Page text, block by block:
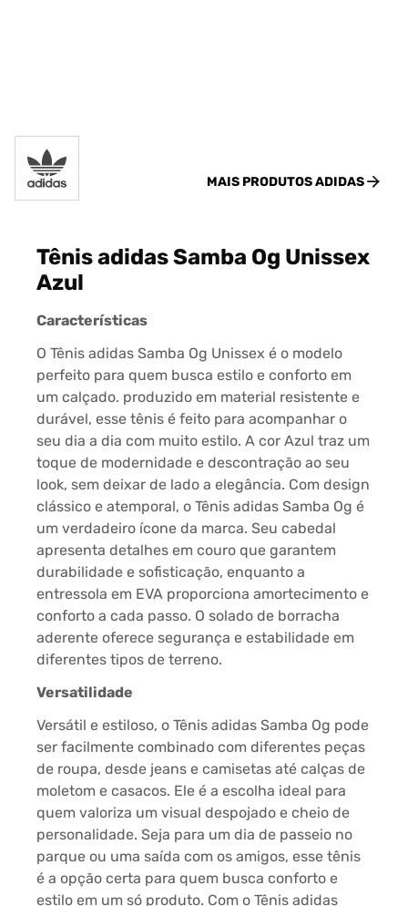
MAIS PRODUTOSADIDAS
Tênis adidas Samba Og Unissex
Azul
Características
O Tênis adidas Samba Og Unissex é o modelo
perfeito para quem busca estilo e conforto em
um calçado. produzido em material resistente e
durável, esse tênis é feito para acompanhar o
seu dia a dia com muito estilo. A cor Azul traz um
toque de modernidade e descontração ao seu
look, sem deixar de lado a elegância. Com design
clássico e atemporal, o Tênis adidas Samba Og é
um verdadeiro ícone da marca. Seu cabedal
apresenta detalhes em couro que garantem
durabilidade e sofisticação, enquanto a
entressola em EVA proporciona amortecimento e
conforto a cada passo. O solado de borracha
aderente oferece segurança e estabilidade em
diferentes tipos de terreno.
Versatilidade
Versátil e estiloso, o Tênis adidas Samba Og pode
ser facilmente combinado com diferentes peças
de roupa, desde jeans e camisetas até calças de
moletom e casacos. Ele é a escolha ideal para
quem valoriza um visual despojado e cheio de
personalidade. Seja para um dia de passeio no
parque ou uma saída com os amigos, esse tênis
é a opção certa para quem busca conforto e
estilo em um só produto. Com o Tênis adidas